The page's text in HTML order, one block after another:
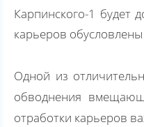
Карпинского-1
карьеров
Одной из
обводнения
отработки карьеров